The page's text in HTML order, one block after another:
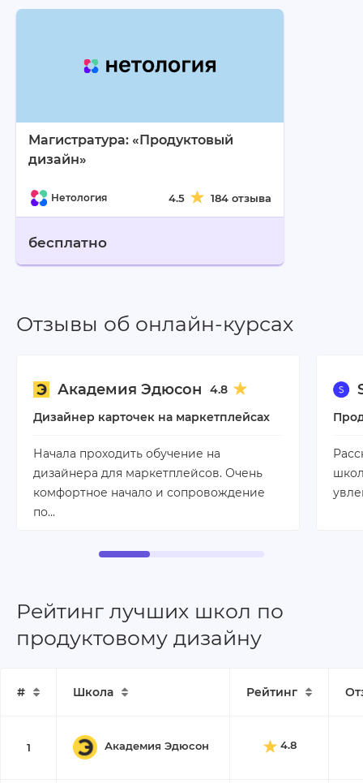
Магистратура: «Продуктовый
дизайн»
Нетология 4.5 184 отзыва
бесплатно
Отзывы об онлайн-курсах
Академия Эдюсон
4.8
Дизайнер карточек на маркетплейсах
Начала проходить обучение на
дизайнера для маркетплейсов. Очень
комфортное начало и сопровождение
по…
Рейтинг лучших школ по
продуктовому дизайну
# Школа Рейтинг
1 Академия Эдюсон 4.8